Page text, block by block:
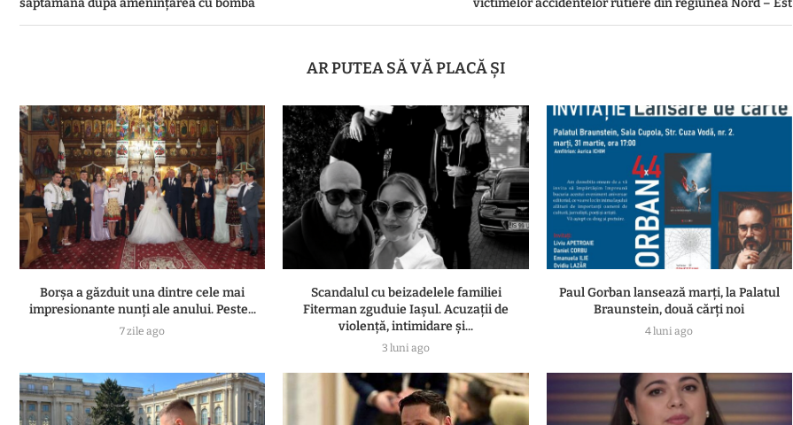
săptămână după amenințarea cu bombă
victimelor accidentelor rutiere din regiunea Nord – Est
AR PUTEA SĂ VĂ PLACĂ ȘI
Borșa a găzduit una dintre cele mai
impresionante nunți ale anului. Peste...
7 zile ago
Scandalul cu beizadelele familiei
Fiterman zguduie Iașul. Acuzații de
violență, intimidare și...
3 luni ago
Paul Gorban lansează marți, la Palatul
Braunstein, două cărți noi
4 luni ago